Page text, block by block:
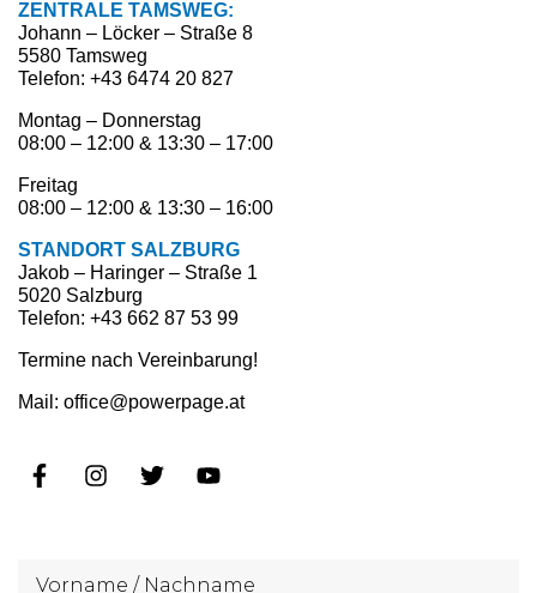
ZENTRALE TAMSWEG:
Johann – Löcker – Straße 8
5580 Tamsweg
Telefon: +43 6474 20 827
Montag – Donnerstag
08:00 – 12:00 & 13:30 – 17:00
Freitag
08:00 – 12:00 & 13:30 – 16:00
STANDORT SALZBURG
Jakob – Haringer – Straße 1
5020 Salzburg
Telefon: +43 662 87 53 99
Termine nach Vereinbarung!
Mail: office@powerpage.at